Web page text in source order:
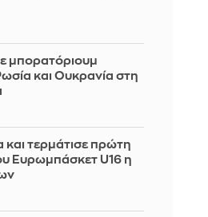
μπορατόριουμ
και Ουκρανία στη
και τερμάτισε πρώτη
Ευρωμπάσκετ U16 η